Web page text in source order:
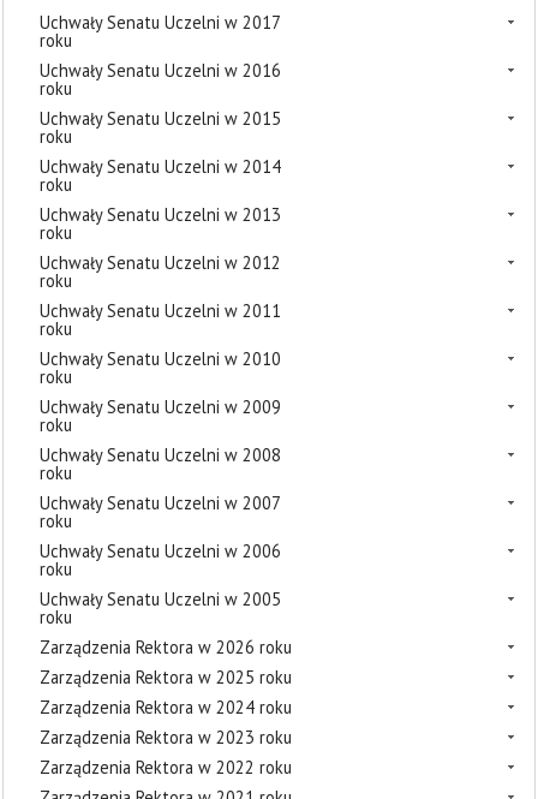
Uchwały Senatu Uczelni w 2017
roku
Uchwały Senatu Uczelni w 2016
roku
Uchwały Senatu Uczelni w 2015
roku
Uchwały Senatu Uczelni w 2014
roku
Uchwały Senatu Uczelni w 2013
roku
Uchwały Senatu Uczelni w 2012
roku
Uchwały Senatu Uczelni w 2011
roku
Uchwały Senatu Uczelni w 2010
roku
Uchwały Senatu Uczelni w 2009
roku
Uchwały Senatu Uczelni w 2008
roku
Uchwały Senatu Uczelni w 2007
roku
Uchwały Senatu Uczelni w 2006
roku
Uchwały Senatu Uczelni w 2005
roku
Zarządzenia Rektora w 2026 roku
Zarządzenia Rektora w 2025 roku
Zarządzenia Rektora w 2024 roku
Zarządzenia Rektora w 2023 roku
Zarządzenia Rektora w 2022 roku